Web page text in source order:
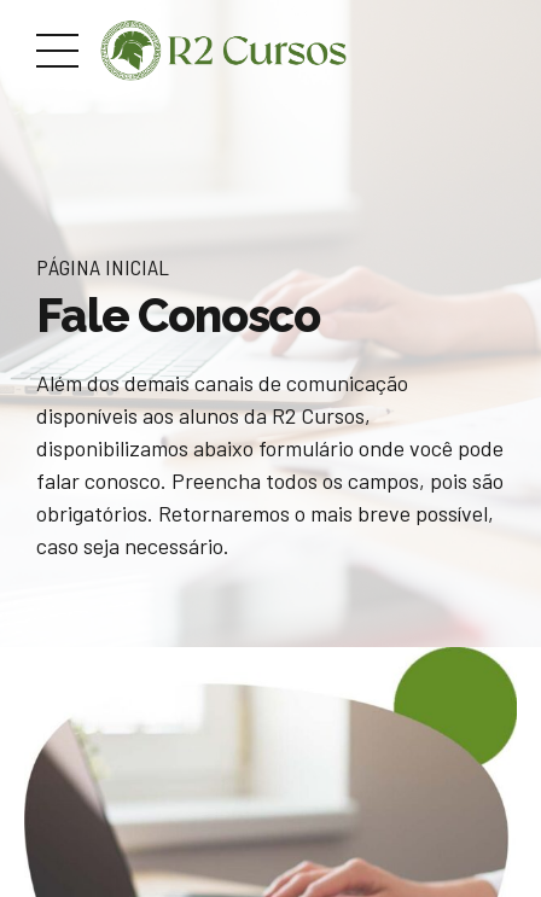
PÁGINA INICIAL
Fale Conosco
Além dos demais canais de comunicação
disponíveis aos alunos da R2 Cursos,
disponibilizamos abaixo formulário onde você pode
falar conosco. Preencha todos os campos, pois são
obrigatórios. Retornaremos o mais breve possível,
caso seja necessário.